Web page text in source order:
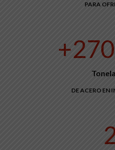
PARA
DE ACERO EN